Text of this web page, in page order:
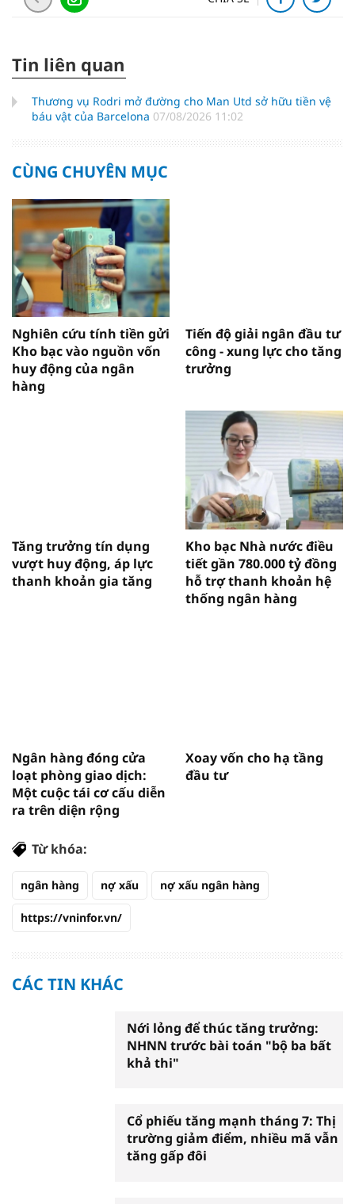
Tin liên quan
Thương vụ Rodri mở đường cho Man Utd sở hữu tiền vệ
báu vật của Barcelona 07/08/2026 11:02
CÙNG CHUYÊN MỤC
Nghiên cứu tính tiền gửi
Kho bạc vào nguồn vốn
huy động của ngân
hàng
Tiến độ giải ngân đầu tư
công - xung lực cho tăng
trưởng
Tăng trưởng tín dụng
vượt huy động, áp lực
thanh khoản gia tăng
Kho bạc Nhà nước điều
tiết gần 780.000 tỷ đồng
hỗ trợ thanh khoản hệ
thống ngân hàng
Ngân hàng đóng cửa
loạt phòng giao dịch:
Một cuộc tái cơ cấu diễn
ra trên diện rộng
Xoay vốn cho hạ tầng
đầu tư
Từ khóa:
ngân hàng nợ xấu nợ xấu ngân hàng
https://vninfor.vn/
CÁC TIN KHÁC
Nới lỏng để thúc tăng trưởng:
NHNN trước bài toán "bộ ba bất
khả thi"
Cổ phiếu tăng mạnh tháng 7: Thị
trường giảm điểm, nhiều mã vẫn
tăng gấp đôi